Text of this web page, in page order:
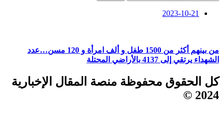
2023-10-21
من بينهم أكثر من 1500 طفل و ألف امرأة و 120 مسن…عدد
الشهداء يرتقي إلى 4137 بالأراضي المحتلة
كل الحقوق محفوظة منصة المقال الإخبارية
2024 ©